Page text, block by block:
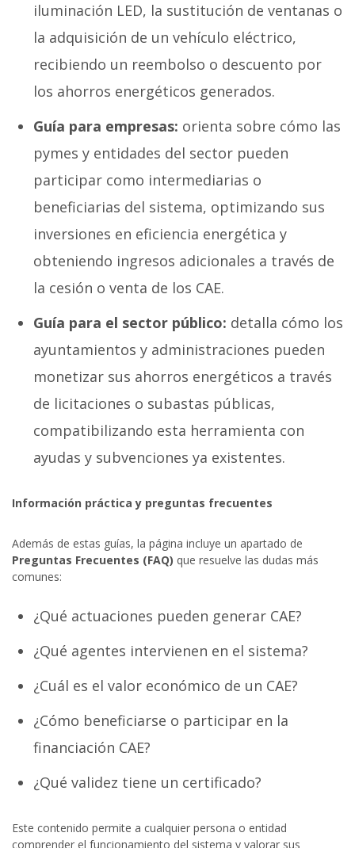
iluminación LED, la sustitución de ventanas o
la adquisición de un vehículo eléctrico,
recibiendo un reembolso o descuento por
los ahorros energéticos generados.
Guía para empresas: orienta sobre cómo las
pymes y entidades del sector pueden
participar como intermediarias o
beneficiarias del sistema, optimizando sus
inversiones en eficiencia energética y
obteniendo ingresos adicionales a través de
la cesión o venta de los CAE.
Guía para el sector público: detalla cómo los
ayuntamientos y administraciones pueden
monetizar sus ahorros energéticos a través
de licitaciones o subastas públicas,
compatibilizando esta herramienta con
ayudas y subvenciones ya existentes.
Información práctica y preguntas frecuentes
Además de estas guías, la página incluye un apartado de
Preguntas Frecuentes (FAQ) que resuelve las dudas más
comunes:
¿Qué actuaciones pueden generar CAE?
¿Qué agentes intervienen en el sistema?
¿Cuál es el valor económico de un CAE?
¿Cómo beneficiarse o participar en la
financiación CAE?
¿Qué validez tiene un certificado?
Este contenido permite a cualquier persona o entidad
comprender el funcionamiento del sistema y valorar sus